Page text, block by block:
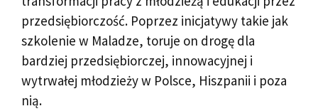
przedsiębiorczość. Poprzez inicjatywy takie jak
szkolenie w Maladze, toruje on drogę dla
bardziej przedsiębiorczej, innowacyjnej i
wytrwałej młodzieży w Polsce, Hiszpanii i poza
nią.